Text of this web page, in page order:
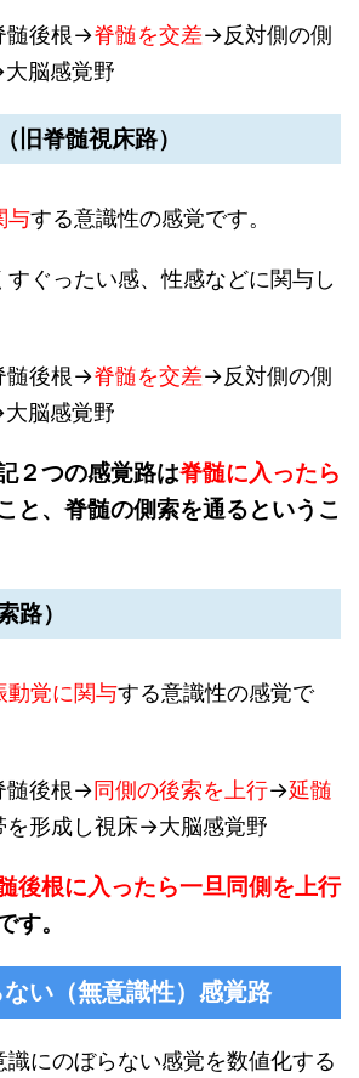
髄後根→脊髄を交差→反対側の側
脳感覚野
旧脊髄視床路）
与する意識性の感覚です。
ぐったい感、性感などに関与し
髄後根→脊髄を交差→反対側の側
脳感覚野
２つの感覚路は脊髄に入ったら
と、脊髄の側索を通るというこ
路）
動覚に関与する意識性の感覚で
髄後根→同側の後索を上行→延髄
形成し視床→大脳感覚野
後根に入ったら一旦同側を上行
す。
い（無意識性）感覚路
識にのぼらない感覚を数値化する